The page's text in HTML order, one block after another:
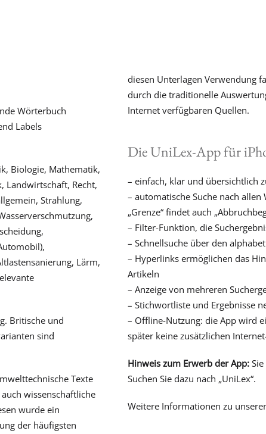
Wörterbuch
Labels
Biologie, Mathematik,
Landwirtschaft, Recht,
Strahlung,
Lärm,
Britische und
sind
Texte
wissenschaftliche
wurde ein
der häufigsten
diesen Unterlagen Verwendung
durch die traditionelle
Internet verfügbaren Quellen.
Die UniLex-App für
– einfach, klar und übersichtlich
– automatische Suche nach
„Grenze“ findet auch
– Filter-Funktion, die
– Schnellsuche über den
– Hyperlinks ermöglichen das
Artikeln
– Anzeige von mehreren
– Stichwortliste und Ergebnisse
– Offline-Nutzung: die App wird
später keine zusätzlichen
Hinweis zum Erwerb der App:
Suchen Sie dazu nach „UniLex“.
Weitere Informationen zu